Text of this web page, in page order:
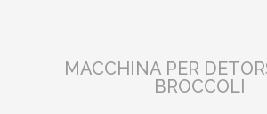
MACCHINA PER
BROCCOLI